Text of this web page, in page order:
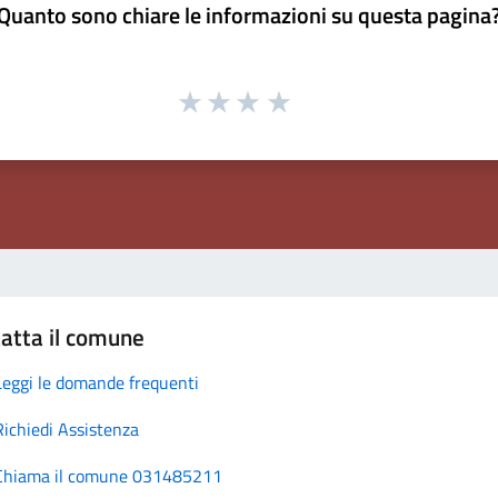
sono chiare le informazioni su questa
il comune
le domande frequenti
Assistenza
il comune 031485211